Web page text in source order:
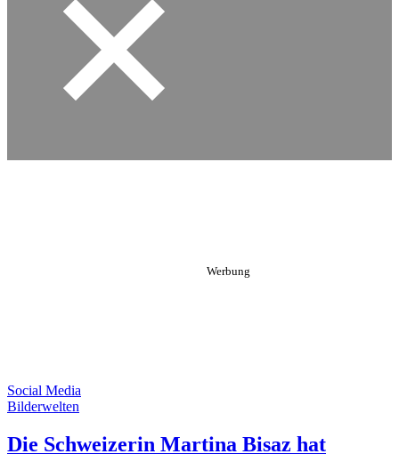
Social Media
Bilderwelten
Die Schweizerin Martina Bisaz hat